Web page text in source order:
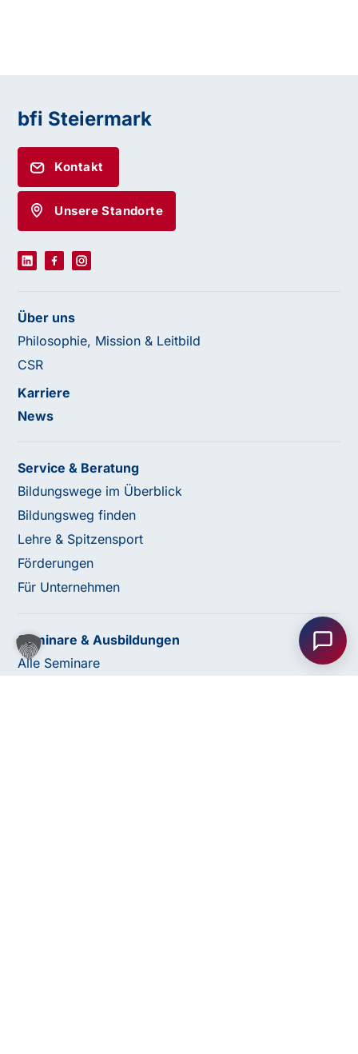
Haben Sie Fragen oder benötigen Sie
Unser Team ist gerne für Sie da! Nehmen Sie jetzt
Kontakt mit uns auf – wir freuen uns auf Ihre Anfrage.
bfi Steiermark
Kontakt
Unsere Standorte
Über uns
Philosophie, Mission & Leitbild
CSR
Karriere
News
Service & Beratung
Bildungswege im Überblick
Bildungsweg finden
Lehre & Spitzensport
Förderungen
Für Unternehmen
Seminare & Ausbildungen
Alle Seminare